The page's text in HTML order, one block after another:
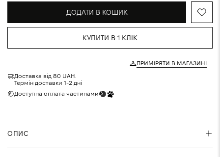
ДОДАТИ В КОШИК
КУПИТИ В 1 КЛІК
ПРИМІРЯТИ В МАГАЗИНІ
Доставка від 80 UAH.
Термін доставки 1-2 дні
Доступна оплата частинами
ОПИС